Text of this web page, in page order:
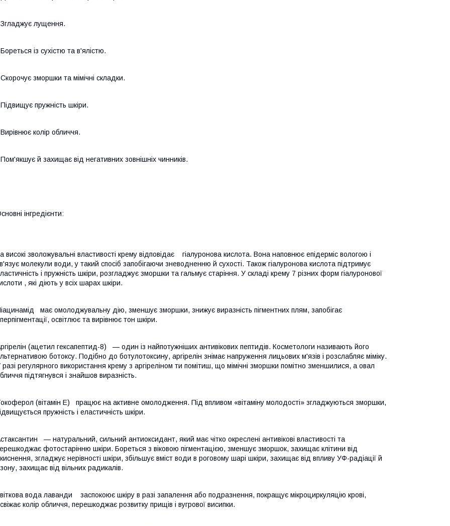
лущення.
із сухістю та в'ялістю.
зморшки та мімічні складки.
пружність шкіри.
колір обличчя.
й захищає від негативних зовнішніх чинників.
інгредієнти:
високі зволожувальні властивості крему відповідає гіалуронова кислота. Вона наповнює епідерміс вологою і
молекули води, у такий спосіб запобігаючи зневодненню й сухості. Також гіалуронова кислота підтримує
і пружність шкіри, розгладжує зморшки та гальмує старіння. У складі крему 7 різних форм гіалуронової
, які діють у всіх шарах шкіри.
має омолоджувальну дію, зменшує зморшки, знижує виразність пігментних плям, запобігає
освітлює та вирівнює тон шкіри.
(ацетил гексапептид-8) — один із найпотужніших антивікових пептидів. Косметологи називають його
ботоксу. Подібно до ботулотоксину, аргірелін знімає напруження лицьових м'язів і розслабляє міміку.
разі регулярного використання крему з аргіреліном ти помітиш, що мімічні зморшки помітно зменшилися, а овал
підтягнувся і знайшов виразність.
(вітамін E) працює на активне омолодження. Під впливом «вітаміну молодості» згладжуються зморшки,
пружність і еластичність шкіри.
— натуральний, сильний антиоксидант, який має чітко окреслені антивікові властивості та
фотостарінню шкіри. Бореться з віковою пігментацією, зменшує зморшок, захищає клітини від
згладжує нерівності шкіри, збільшує вміст води в роговому шарі шкіри, захищає від впливу УФ-радіації й
захищає від вільних радикалів.
вода лаванди заспокоює шкіру в разі запалення або подразнення, покращує мікроциркуляцію крові,
колір обличчя, перешкоджає розвитку прищів і вугрової висипки.